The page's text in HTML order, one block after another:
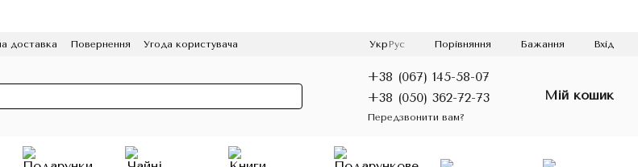
доставка Повернення
Угода користувача
Укр Рус Порівняння Бажання Вхід
+38 (067) 145-58-07
+38 (050) 362-72-73
Передзвонити вам?
Мій кошик